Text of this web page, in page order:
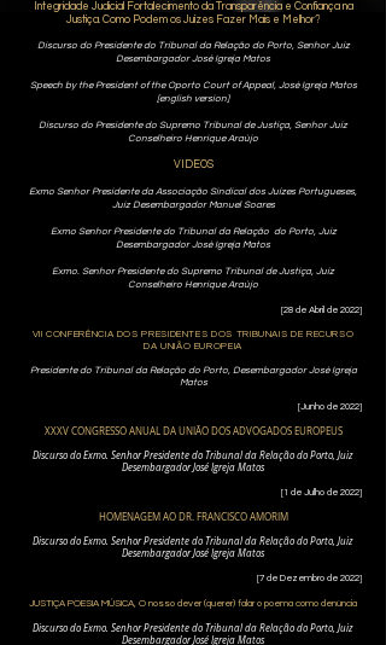
Integridade Judicial Fortalecimento da Transparência e Confiança na
Justiça. Como Podem os Juízes Fazer Mais e Melhor?
Discurso do Presidente do Tribunal da Relação do Porto, Senhor Juiz
Desembargador José Igreja Matos
Speech by the President of the Oporto Court of Appeal, José Igreja Matos
[english version]
Discurso do Presidente do Supremo Tribunal de Justiça, Senhor Juiz
Conselheiro Henrique Araújo
VIDEOS
Exmo Senhor Presidente da Associação Sindical dos Juízes Portugueses,
Juiz Desembargador Manuel Soares
Exmo Senhor Presidente do Tribunal da Relação do Porto, Juiz
Desembargador José Igreja Matos
Exmo. Senhor Presidente do Supremo Tribunal de Justiça, Juiz
Conselheiro Henrique Araújo
[28 de Abril de 2022]
VII CONFERÊNCIA DOS PRESIDENTES DOS TRIBUNAIS DE RECURSO
DA UNIÃO EUROPEIA
Presidente do Tribunal da Relação do Porto, Desembargador José Igreja
Matos
[Junho de 2022]
XXXV CONGRESSO ANUAL DA UNIÃO DOS ADVOGADOS EUROPEUS
Discurso do Exmo. Senhor Presidente do Tribunal da Relação do Porto, Juiz
Desembargador José Igreja Matos
[1 de Julho de 2022]
HOMENAGEM AO DR. FRANCISCO AMORIM
Discurso do Exmo. Senhor Presidente do Tribunal da Relação do Porto, Juiz
Desembargador José Igreja Matos
[7 de Dezembro de 2022]
JUSTIÇA POESIA MÚSICA, O nosso dever (querer) falar o poema como denúncia
Discurso do Exmo. Senhor Presidente do Tribunal da Relação do Porto, Juiz
Desembargador José Igreja Matos